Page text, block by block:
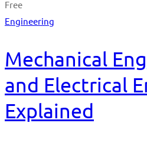
Free
Engineering
Mechanical
and Electrical
Explained